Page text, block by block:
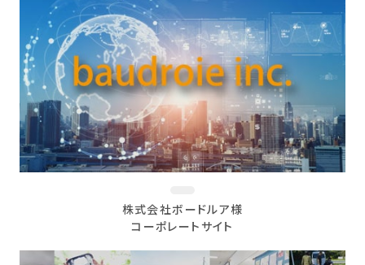
株式会社ボードルア様
コーポレートサイト